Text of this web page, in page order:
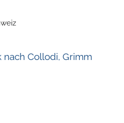
Collodi, Grimm